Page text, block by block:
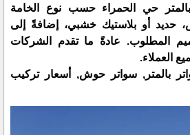
حي الحمراء حسب نوع الخامة
حديد أو بلاستيك خشبي، إضافةً إلى
المطلوب. عادةً ما تقدم الشركات
العملاء.
بالمتر, سواتر حوش, أسعار تركيب